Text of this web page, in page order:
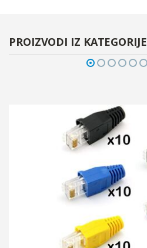
PROIZVODI IZ KATEGORIJE